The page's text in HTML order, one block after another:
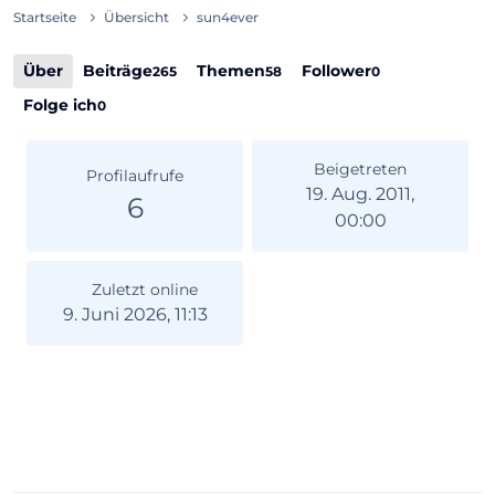
Startseite Übersicht sun4ever
Über Beiträge265 Themen58 Follower0
Folge ich0
Profilaufrufe
6
Beigetreten
19. Aug. 2011,
00:00
Zuletzt online
9. Juni 2026, 11:13